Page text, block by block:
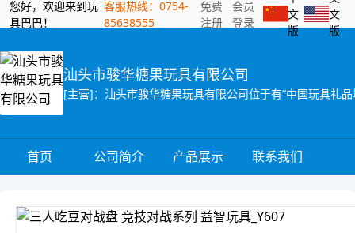
您好，欢迎来到玩
具巴巴！
客服热线：0754-
85638555
免费
注册
会员
登录
文
版
文
版
汕头市骏华糖果玩具有限公司
首页 公司简介 产品展示 联系我们